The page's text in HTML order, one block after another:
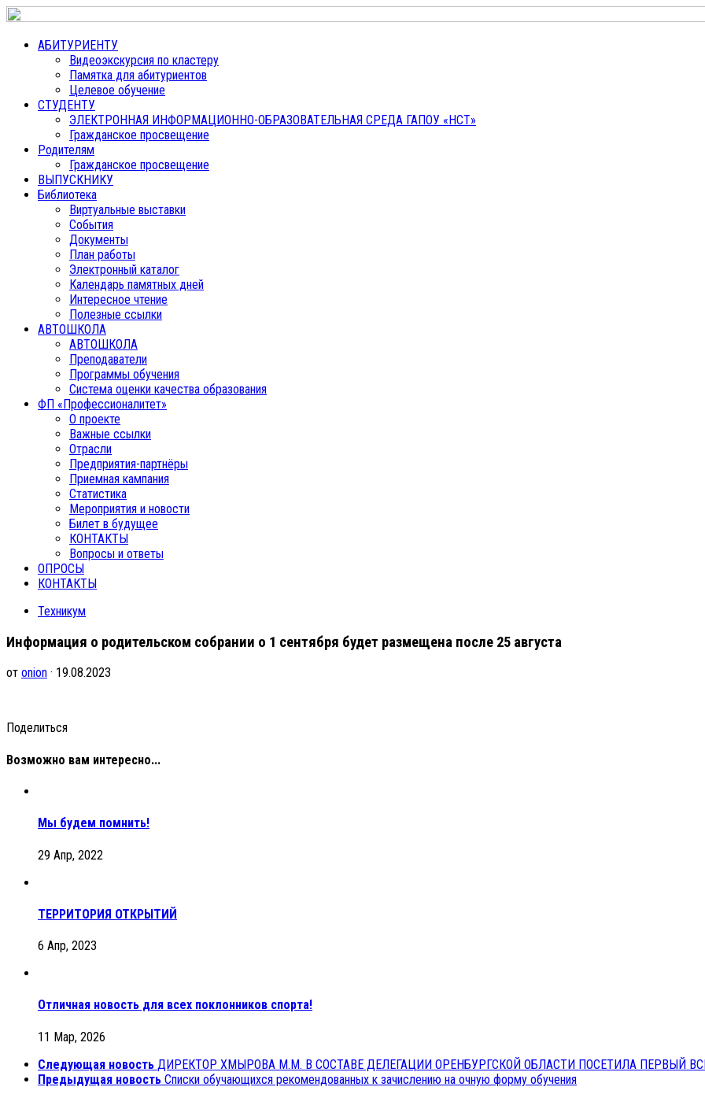
АБИТУРИЕНТУ
Видеоэкскурсия по кластеру
Памятка для абитуриентов
Целевое обучение
СТУДЕНТУ
ЭЛЕКТРОННАЯ ИНФОРМАЦИОННО-ОБРАЗОВАТЕЛЬНАЯ СРЕДА ГАПОУ «НСТ»
Гражданское просвещение
Родителям
Гражданское просвещение
ВЫПУСКНИКУ
Библиотека
Виртуальные выставки
События
Документы
План работы
Электронный каталог
Календарь памятных дней
Интересное чтение
Полезные ссылки
АВТОШКОЛА
АВТОШКОЛА
Преподаватели
Программы обучения
Система оценки качества образования
ФП «Профессионалитет»
О проекте
Важные ссылки
Отрасли
Предприятия-партнёры
Приемная кампания
Статистика
Мероприятия и новости
Билет в будущее
КОНТАКТЫ
Вопросы и ответы
ОПРОСЫ
КОНТАКТЫ
Техникум
Информация о родительском собрании о 1 сентября будет размещена после 25 августа
от onion · 19.08.2023
Поделиться
Возможно вам интересно...
Мы будем помнить!
29 Апр, 2022
ТЕРРИТОРИЯ ОТКРЫТИЙ
6 Апр, 2023
Отличная новость для всех поклонников спорта!
11 Мар, 2026
Следующая новость ДИРЕКТОР ХМЫРОВА М.М. В СОСТАВЕ ДЕЛЕГАЦИИ ОРЕНБУРГСКОЙ ОБЛАСТИ ПОСЕТИЛА ПЕРВЫЙ
Предыдущая новость Списки обучающихся рекомендованных к зачислению на очную форму обучения